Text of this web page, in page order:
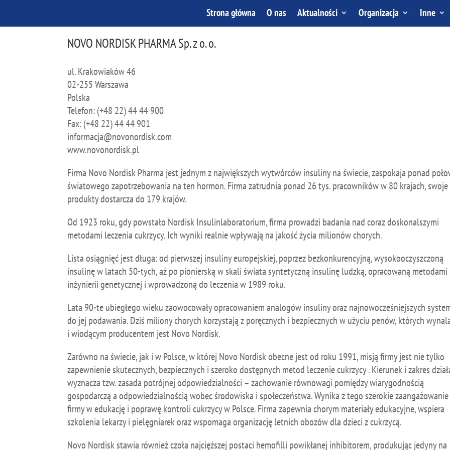
Strona główna O nas Aktualności Organizacja Inne
NOVO NORDISK PHARMA Sp. z o. o.
ul. Krakowiaków 46
02-255 Warszawa
Polska
Telefon: (+48 22) 44 44 900
Fax: (+48 22) 44 44 901
informacja@novonordisk.com
www.novonordisk.pl
Firma Novo Nordisk Pharma jest jednym z największych wytwórców insuliny na świecie, zaspokaja ponad
światowego zapotrzebowania na ten hormon. Firma zatrudnia ponad 26 tys. pracowników w 80 krajach, swoje
produkty dostarcza do 179 krajów.
Od 1923 roku, gdy powstało Nordisk Insulinlaboratorium, firma prowadzi badania nad coraz doskonalszymi
metodami leczenia cukrzycy. Ich wyniki realnie wpływają na jakość życia milionów chorych.
Lista osiągnięć jest długa: od pierwszej insuliny europejskiej, poprzez bezkonkurencyjną, wysokooczyszczoną
insulinę w latach 50-tych, aż po pionierską w skali świata syntetyczną insulinę ludzką, opracowaną metodami
inżynierii genetycznej i wprowadzoną do leczenia w 1989 roku.
Lata 90-te ubiegłego wieku zaowocowały opracowaniem analogów insuliny oraz najnowocześniejszych
do jej podawania. Dziś miliony chorych korzystają z poręcznych i bezpiecznych w użyciu penów, których
i wiodącym producentem jest Novo Nordisk.
Zarówno na świecie, jak i w Polsce, w której Novo Nordisk obecne jest od roku 1991, misją firmy jest nie tylko
zapewnienie skutecznych, bezpiecznych i szeroko dostępnych metod leczenie cukrzycy . Kierunek i zakres
wyznacza tzw. zasada potrójnej odpowiedzialności – zachowanie równowagi pomiędzy wiarygodnością
gospodarczą a odpowiedzialnością wobec środowiska i społeczeństwa. Wynika z tego szerokie zaangażowanie
firmy w edukację i poprawę kontroli cukrzycy w Polsce. Firma zapewnia chorym materiały edukacyjne, wspiera
szkolenia lekarzy i pielęgniarek oraz wspomaga organizację letnich obozów dla dzieci z cukrzycą.
Novo Nordisk stawia również czoła najcięższej postaci hemofilli powikłanej inhibitorem, produkując jedyny na